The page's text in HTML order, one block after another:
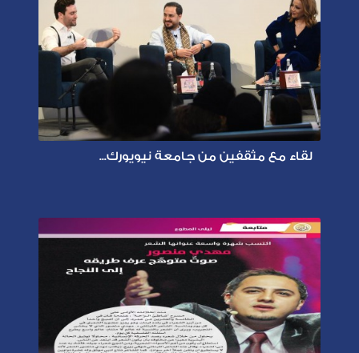
لقاء مع مثقفين من جامعة نيويورك...